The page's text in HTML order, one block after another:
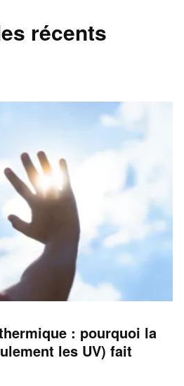
récents
: pourquoi la
les UV) fait